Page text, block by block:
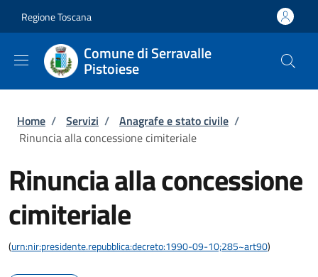
Regione Toscana
Comune di Serravalle
Pistoiese
Briciole di pane
Home / Servizi / Anagrafe e stato civile /
Rinuncia alla concessione cimiteriale
Rinuncia alla concessione
cimiteriale
(urn:nir:presidente.repubblica:decreto:1990-09-10;285~art90)